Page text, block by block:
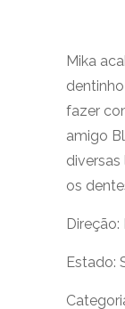
Mika
fazer
amigo
os
Estado: